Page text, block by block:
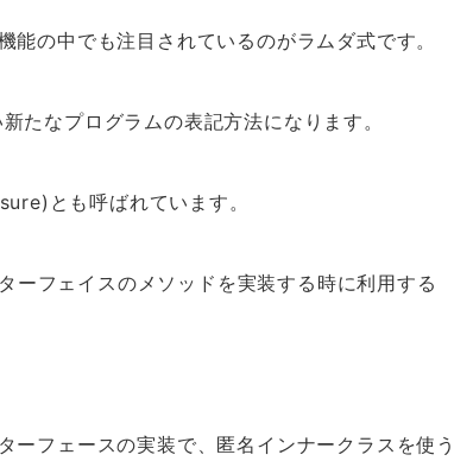
能の中でも注目されているのがラムダ式です。
たなプログラムの表記方法になります。
とも呼ばれています。
ーフェイスのメソッドを実装する時に利用する
ーフェースの実装で、匿名インナークラスを使う